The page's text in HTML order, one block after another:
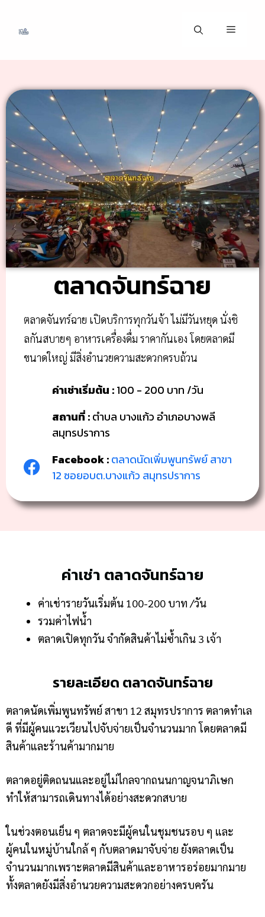
ตลาดจันทร์ฉาย
ตลาดจันทร์ฉาย เปิดบริการทุกวันจ้า ไม่มีวันหยุด นั่งชิ
ลกันสบายๆ อาหารเครื่องดื่ม ราคากันเอง โดยตลาดมี
ขนาดใหญ่ มีสิ่งอำนวยความสะดวกครบถ้วน
ค่าเช่าเริ่มต้น :100 - 200 บาท /วัน
สถานที่ :ตำบล บางแก้ว อำเภอบางพลี
สมุทรปราการ
Facebook :ตลาดนัดเพิ่มพูนทรัพย์ สาขา
12 ซอยอบต.บางแก้ว สมุทรปราการ
ค่าเช่า ตลาดจันทร์ฉาย
ค่าเช่ารายวันเริ่มต้น 100-200 บาท /วัน
รวมค่าไฟน้ำ
ตลาดเปิดทุกวัน จำกัดสินค้าไม่ซ้ำเกิน 3 เจ้า
รายละเอียด ตลาดจันทร์ฉาย
ตลาดนัดเพิ่มพูนทรัพย์ สาขา 12 สมุทรปราการ ตลาดทำเล
ดี ที่มีผู้คนแวะเวียนไปจับจ่ายเป็นจำนวนมาก โดยตลาดมี
สินค้าและร้านค้ามากมาย
ตลาดอยู่ติดถนนและอยู่ไม่ไกลจากถนนกาญจนาภิเษก
ทำให้สามารถเดินทางได้อย่างสะดวกสบาย
ในช่วงตอนเย็น ๆ ตลาดจะมีผู้คนในชุมชนรอบ ๆ และ
ผู้คนในหมู่บ้านใกล้ ๆ กับตลาดมาจับจ่าย ยังตลาดเป็น
จำนวนมากเพราะตลาดมีสินค้าและอาหารอร่อยมากมาย
ทั้งตลาดยังมีสิ่งอำนวยความสะดวกอย่างครบครัน